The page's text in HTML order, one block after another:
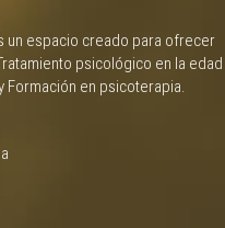
un espacio creado para ofrecer
psicológico en la edad
Formación en psicoterapia.